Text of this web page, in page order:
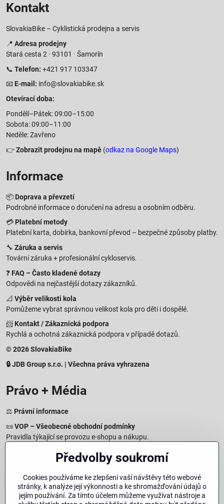
Kontakt
SlovakiaBike – Cyklistická prodejna a servis
📍 Adresa prodejny
Stará cesta 2 · 93101 · Šamorín
📞 Telefon: +421 917 103347
📧 E-mail: info@slovakiabike.sk
Otevírací doba:
Pondělí–Pátek: 09:00–15:00
Sobota: 09:00–11:00
Neděle: Zavřeno
👉Zobrazit prodejnu na mapě (odkaz na Google Maps)
Informace
📦 Doprava a převzetí
Podrobné informace o doručení na adresu a osobním odběru.
💳 Platební metody
Platební karta, dobírka, bankovní převod – bezpečné způsoby platby.
🔧 Záruka a servis
Tovární záruka + profesionální cykloservis.
❓ FAQ – Často kladené dotazy
Odpovědi na nejčastější dotazy zákazníků.
📐 Výběr velikosti kola
Pomůžeme vybrat správnou velikost kola pro děti i dospělé.
📨 Kontakt / Zákaznická podpora
Rychlá a ochotná zákaznická podpora v případě dotazů.
© 2026 SlovakiaBike
🔒 JDB Group s.r.o. | Všechna práva vyhrazena
Právo + Média
⚖️ Právní informace
📜VOP – Všeobecné obchodní podmínky
Pravidla týkající se provozu e-shopu a nákupu.
Zásady zpracování osobních údajů
Jak chráníme a zpracováváme vaše osobní údaje.
Informace o cookies
Informace o používaných cookies a zpracování údajů na webu.
Právo na odstoupení – 14denní vrácení
Předvolby soukromí
Cookies používáme ke zlepšení vaší návštěvy této webové
stránky, k analýze její výkonnosti a ke shromažďování údajů o
jejím používání. Za tímto účelem můžeme využívat nástroje a